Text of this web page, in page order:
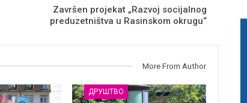
Završen projekat „Razvoj socijalnog
preduzetništva u Rasinskom okrugu“
More From Author
ДРУШТВО